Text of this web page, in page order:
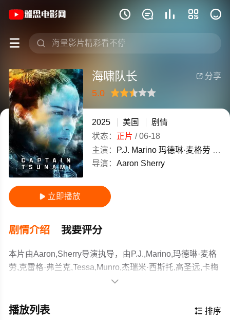
    
 
《海啸队长》(2025)美国英语高清电影
 分享
海啸队长
5.0
很差较差
还行推荐力荐
2025 美国
剧情
状态： 正片 /06-18
主演：
P.J. Marino 玛德琳·麦格劳 克
导演： Aaron Sherry
 立即播放
剧情介绍 我要评分
本片由Aaron,Sherry导演执导，由P.J.,Marino,玛德琳·麦格
劳,克雷格·弗兰克,Tessa,Munro,杰瑞米·西斯托,高圣远,卡梅
伦,梅耶,里克·霍兰德,卡米勒·玛娜,葛洛泽尔·格林,乔·尼夫斯
好者和观众们都期待不已。
画。她离家出走，前往漫画店寻找与母亲疏远的朋友格

 排序
播放列表